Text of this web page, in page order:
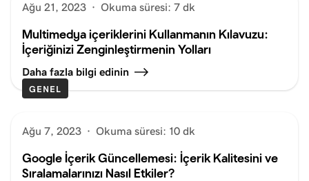
Ağu 21, 2023 · Okuma süresi: 7 dk
Multimedya içeriklerini Kullanmanın Kılavuzu:
İçeriğinizi Zenginleştirmenin Yolları
Daha fazla bilgi edinin
GENEL
Ağu 7, 2023 · Okuma süresi: 10 dk
Google İçerik Güncellemesi: İçerik Kalitesini ve
Sıralamalarınızı Nasıl Etkiler?